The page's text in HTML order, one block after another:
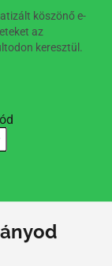
köszönő e-
az
keresztül.